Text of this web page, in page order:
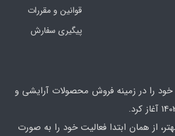
قوانین و مقررات
پیگیری سفارش
خود را در زمینه فروش محصولات آرایشی و
از همان ابتدا فعالیت خود را به صورت